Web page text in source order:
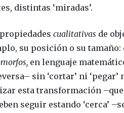
distintas ‘miradas’.
cualitativas de
su posición o su
en lenguaje
sin ‘cortar’ ni
esta transformación
seguir estando ‘cerca’